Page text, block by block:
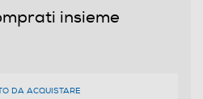
insieme
DA ACQUISTARE